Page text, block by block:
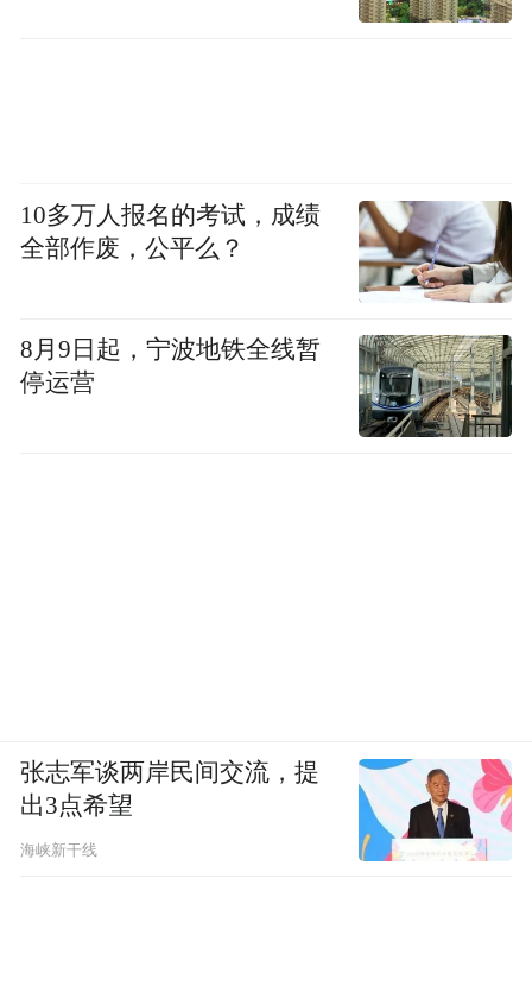
10多万人报名的考试，成绩
全部作废，公平么？
8月9日起，宁波地铁全线暂
停运营
张志军谈两岸民间交流，提
出3点希望
海峡新干线